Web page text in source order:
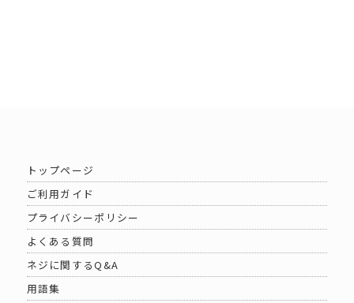
トップページ
ご利用ガイド
プライバシーポリシー
よくある質問
ネジに関するQ&A
用語集